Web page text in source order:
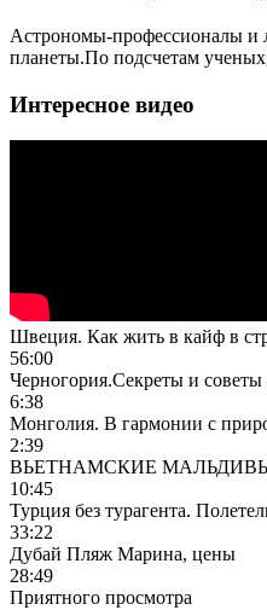
Астрономы-профессионалы и
планеты.По подсчетам
Интересное видео
Швеция. Как жить в кайф в
56:00
Черногория.Секреты и
6:38
Монголия. В гармонии с
2:39
ВЬЕТНАМСКИЕ
10:45
Турция без турагента.
33:22
Дубай Пляж Марина, цены
28:49
Приятного просмотра